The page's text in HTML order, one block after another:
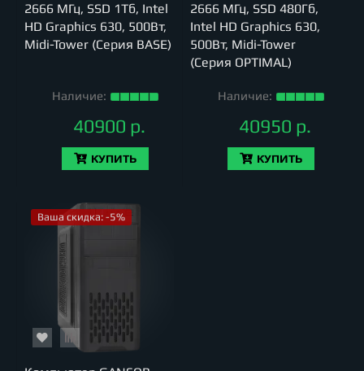
2666 МГц, SSD 1Тб, Intel
HD Graphics 630, 500Вт,
Midi-Tower (Серия BASE)
Наличие:
40900 р.
КУПИТЬ
2666 МГц, SSD 480Гб,
Intel HD Graphics 630,
500Вт, Midi-Tower
(Серия OPTIMAL)
Наличие:
40950 р.
КУПИТЬ
Ваша скидка: -5%